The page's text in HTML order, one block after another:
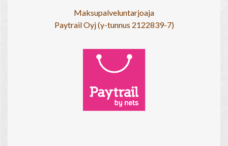
Maksupalveluntarjoaja
Paytrail Oyj (y-tunnus 2122839-7)